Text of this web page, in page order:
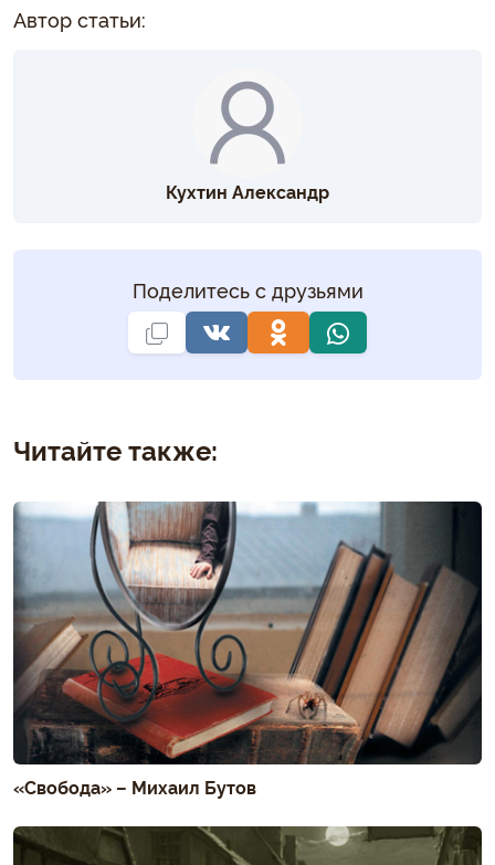
Автор статьи:
Кухтин Александр
Поделитесь с друзьями
Читайте также:
«Свобода» – Михаил Бутов